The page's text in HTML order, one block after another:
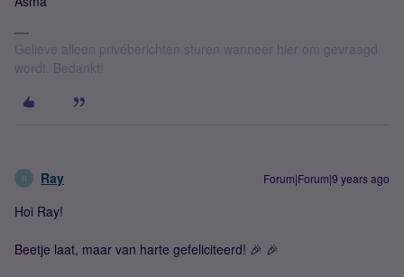
Gelieve alleen privéberichten sturen wanneer hier om gevraagd
wordt. Bedankt!
R Ray Forum|Forum|9 years ago
Hoi Ray!
Beetje laat, maar van harte gefeliciteerd! 🎉 🎉